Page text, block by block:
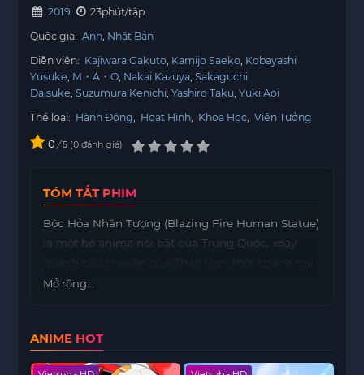
2019
23phút/tập
Quốc gia: Anh Nhật Bản
Diễn viên: Kajiwara Gakuto Kamijo Saeko Kobayashi
Yusuke M・A・O Nakai Kazuya Sakaguchi
Daisuke Suzumura Kenichi Yashiro Taku Yuki Aoi
Thể loại: Hành Động Hoạt Hình Khoa Học Viễn Tưởng
0 / 5 0 đánh giá
TÓM TẮT PHIM
Bộc Hỏa Nhân Tượng (Blazing Fire Human Statue)
là một bộ anime nổi bật của Trung Quốc, xoay
trẻ có khả năng điều khiển và tạo ra những nhân
tranh, Zhao Han bất ngờ phát hiện ra sức mạnh
Mở rộng...
ANIME HOT